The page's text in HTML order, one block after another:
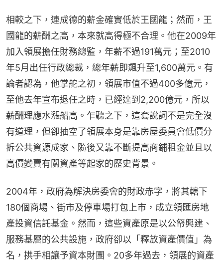
相較之下，連成德的薪金確實低於王國龍；然而，王
國龍的薪酬之高，本來就高得極不合理。他在2009年
加入領展擔任財務總監，年薪不過191萬元；至2010
年5月出任行政總裁，總年薪即飆升至1,600萬元。有
論者認為，他掌舵之初，領展市值不過400多億元，
至他去年宣布退任之時，已經達到2,200億元，所以
薪酬理應水漲船高。乍聽之下，這套說詞不是完全沒
有道理，但卻抽空了領展本身是靠房屋委員會低價分
拆公共資源成家、隨後又靠不斷提高商鋪租金並且以
高價變賣有關資產等起家的歷史背景。
2004年，政府為解決房委會的財政赤字，將其轄下
180個商場、街市及停車場打包上市，成立領匯房地
產投資信託基金。然而，這些資產原是以公帑興建、
服務基層的公共設施，政府卻以「釋放資產價值」為
名，拱手相讓予資本財團。20多年過去，領展的資產